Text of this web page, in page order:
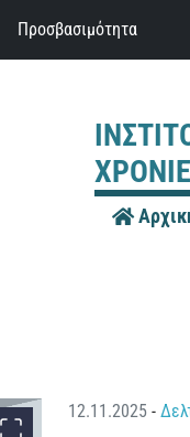
Προσβασιμότητα
12.11.2025 -